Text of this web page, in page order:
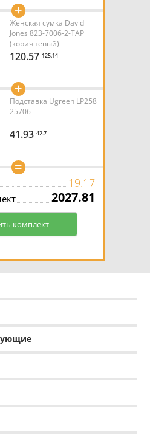
+
Женская сумка David
Jones 823-7006-2-TAP
(коричневый)
120.57 125.14
+
Подставка Ugreen LP258
25706
41.93 42.7
=
19.17
2027.81
комплект